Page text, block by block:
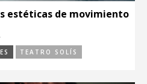
estéticas de movimiento
TEATRO SOLÍS